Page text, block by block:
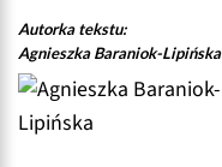
Autorka tekstu:
Agnieszka Baraniok-Lipińska